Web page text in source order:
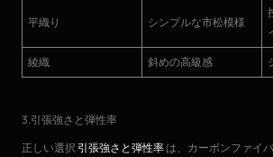
平織り シンプルな市松模様
綾織
斜めの高級感
3.引張強さと弾性率
正しい選択引張強さと弾性率は、カーボンファイ